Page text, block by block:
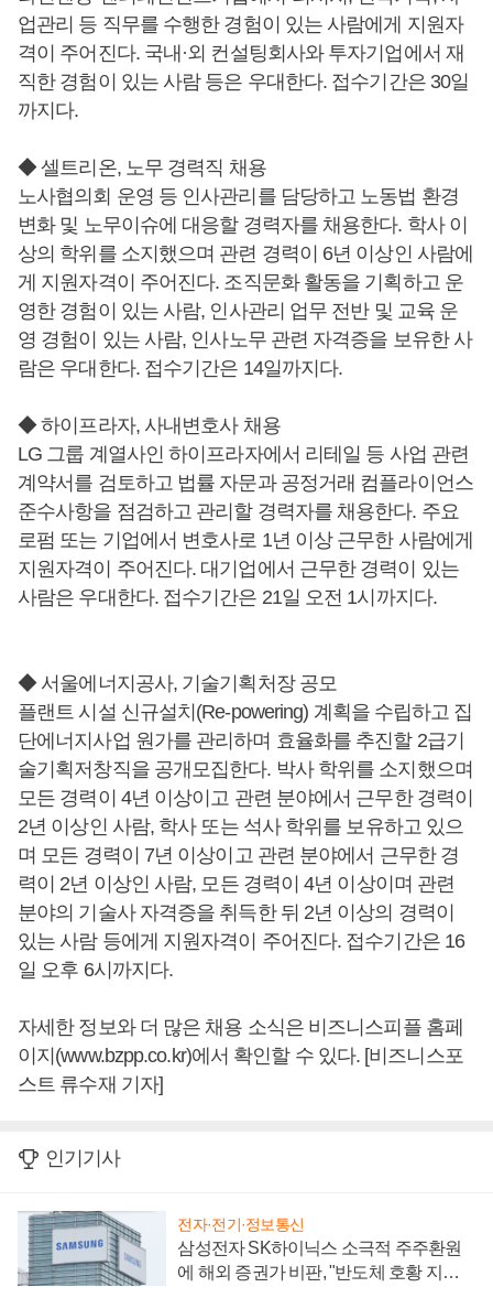
업관리 등 직무를 수행한 경험이 있는 사람에게 지원자
격이 주어진다. 국내·외 컨설팅회사와 투자기업에서 재
직한 경험이 있는 사람 등은 우대한다. 접수기간은 30일
까지다.
◆ 셀트리온, 노무 경력직 채용
노사협의회 운영 등 인사관리를 담당하고 노동법 환경
변화 및 노무이슈에 대응할 경력자를 채용한다. 학사 이
상의 학위를 소지했으며 관련 경력이 6년 이상인 사람에
게 지원자격이 주어진다. 조직문화 활동을 기획하고 운
영한 경험이 있는 사람, 인사관리 업무 전반 및 교육 운
영 경험이 있는 사람, 인사노무 관련 자격증을 보유한 사
람은 우대한다. 접수기간은 14일까지다.
◆ 하이프라자, 사내변호사 채용
LG 그룹 계열사인 하이프라자에서 리테일 등 사업 관련
계약서를 검토하고 법률 자문과 공정거래 컴플라이언스
준수사항을 점검하고 관리할 경력자를 채용한다. 주요
로펌 또는 기업에서 변호사로 1년 이상 근무한 사람에게
지원자격이 주어진다. 대기업에서 근무한 경력이 있는
사람은 우대한다. 접수기간은 21일 오전 1시까지다.
◆ 서울에너지공사, 기술기획처장 공모
플랜트 시설 신규설치(Re-powering) 계획을 수립하고 집
단에너지사업 원가를 관리하며 효율화를 추진할 2급기
술기획저창직을 공개모집한다. 박사 학위를 소지했으며
모든 경력이 4년 이상이고 관련 분야에서 근무한 경력이
2년 이상인 사람, 학사 또는 석사 학위를 보유하고 있으
며 모든 경력이 7년 이상이고 관련 분야에서 근무한 경
력이 2년 이상인 사람, 모든 경력이 4년 이상이며 관련
분야의 기술사 자격증을 취득한 뒤 2년 이상의 경력이
있는 사람 등에게 지원자격이 주어진다. 접수기간은 16
일 오후 6시까지다.
자세한 정보와 더 많은 채용 소식은 비즈니스피플 홈페
이지(www.bzpp.co.kr)에서 확인할 수 있다. [비즈니스포
스트 류수재 기자]
인기기사
전자·전기·정보통신
삼성전자 SK하이닉스 소극적 주주환원
에 해외 증권가 비판, "반도체 호황 지속